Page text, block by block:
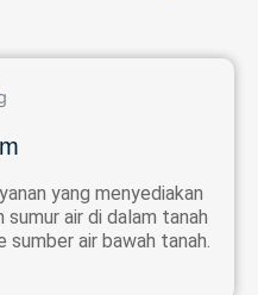
yang menyediakan
air di dalam tanah
air bawah tanah.